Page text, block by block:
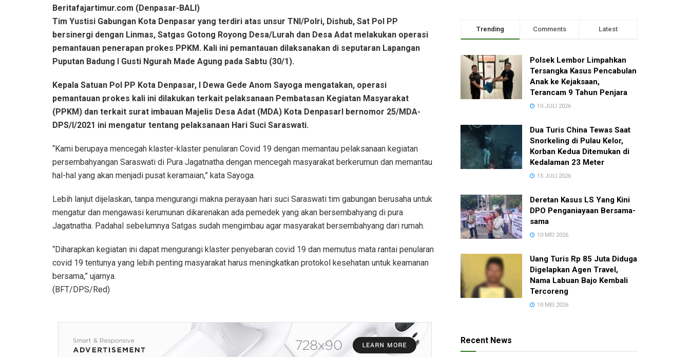
Beritafajartimur.com (Denpasar-BALI)
Tim Yustisi Gabungan Kota Denpasar yang terdiri atas unsur TNI/Polri, Dishub, Sat Pol PP
bersinergi dengan Linmas, Satgas Gotong Royong Desa/Lurah dan Desa Adat melakukan operasi
pemantauan penerapan prokes PPKM. Kali ini pemantauan dilaksanakan di seputaran Lapangan
Puputan Badung I Gusti Ngurah Made Agung pada Sabtu (30/1).
Kepala Satuan Pol PP Kota Denpasar, I Dewa Gede Anom Sayoga mengatakan, operasi
pemantauan prokes kali ini dilakukan terkait pelaksanaan Pembatasan Kegiatan Masyarakat
(PPKM) dan terkait surat imbauan Majelis Desa Adat (MDA) Kota Denpasarl bernomor 25/MDA-
DPS/I/2021 ini mengatur tentang pelaksanaan Hari Suci Saraswati.
“Kami berupaya mencegah klaster-klaster penularan Covid 19 dengan memantau pelaksanaan kegiatan
persembahyangan Saraswati di Pura Jagatnatha dengan mencegah masyarakat berkerumun dan memantau
hal-hal yang akan menjadi pusat keramaian,” kata Sayoga.
Lebih lanjut dijelaskan, tanpa mengurangi makna perayaan hari suci Saraswati tim gabungan berusaha untuk
mengatur dan mengawasi kerumunan dikarenakan ada pemedek yang akan bersembahyang di pura
Jagatnatha. Padahal sebelumnya Satgas sudah mengimbau agar masyarakat bersembahyang dari rumah.
“Diharapkan kegiatan ini dapat mengurangi klaster penyebaran covid 19 dan memutus mata rantai penularan
covid 19 tentunya yang lebih penting masyarakat harus meningkatkan protokol kesehatan untuk keamanan
bersama,” ujarnya.
(BFT/DPS/Red)
Trending Comments Latest
Polsek Lembor Limpahkan
Tersangka Kasus Pencabulan
Anak ke Kejaksaan,
Terancam 9 Tahun Penjara
10 JULI 2026
Dua Turis China Tewas Saat
Snorkeling di Pulau Kelor,
Korban Kedua Ditemukan di
Kedalaman 23 Meter
15 JULI 2026
Deretan Kasus LS Yang Kini
DPO Penganiayaan Bersama-
sama
10 MEI 2026
Uang Turis Rp 85 Juta Diduga
Digelapkan Agen Travel,
Nama Labuan Bajo Kembali
Tercoreng
10 MEI 2026
Recent News